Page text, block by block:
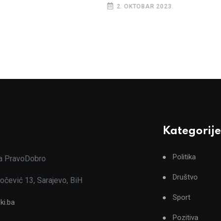
2. OKTOBAR 2023.
PravoDobro
13, Sarajevo, BiH
Kategorije
Politika
Društvo
Sport
Pozitiva